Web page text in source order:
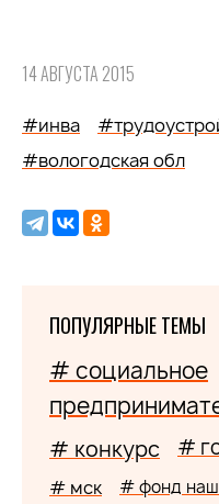
14 АВГУСТА 2015
#инва
#вологодская обл
ПОПУЛЯРНЫЕ ТЕМЫ
# социальное
# конкурс #
# мск # фонд